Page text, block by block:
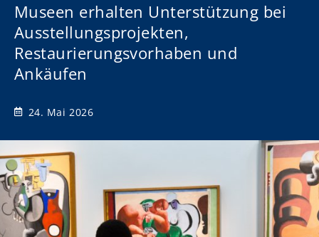
Museen erhalten Unterstützung bei
Ausstellungsprojekten,
Restaurierungsvorhaben und
Ankäufen
24. Mai 2026